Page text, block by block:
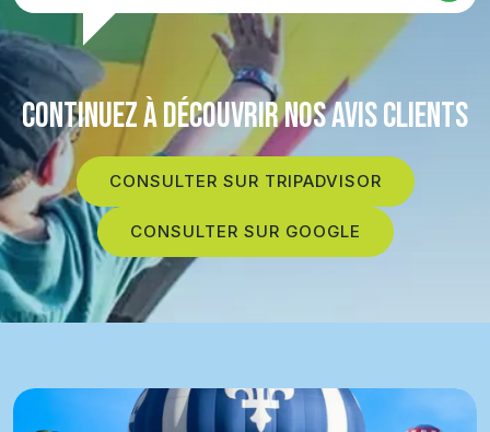
CONTINUEZ À DÉCOUVRIR NOS AVIS CLIENTS
CONSULTER SUR TRIPADVISOR
CONSULTER SUR GOOGLE